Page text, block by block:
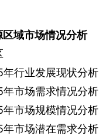
区域市场情况分析
年行业发展现状分析
年市场需求情况分析
年市场规模情况分析
年市场潜在需求分析